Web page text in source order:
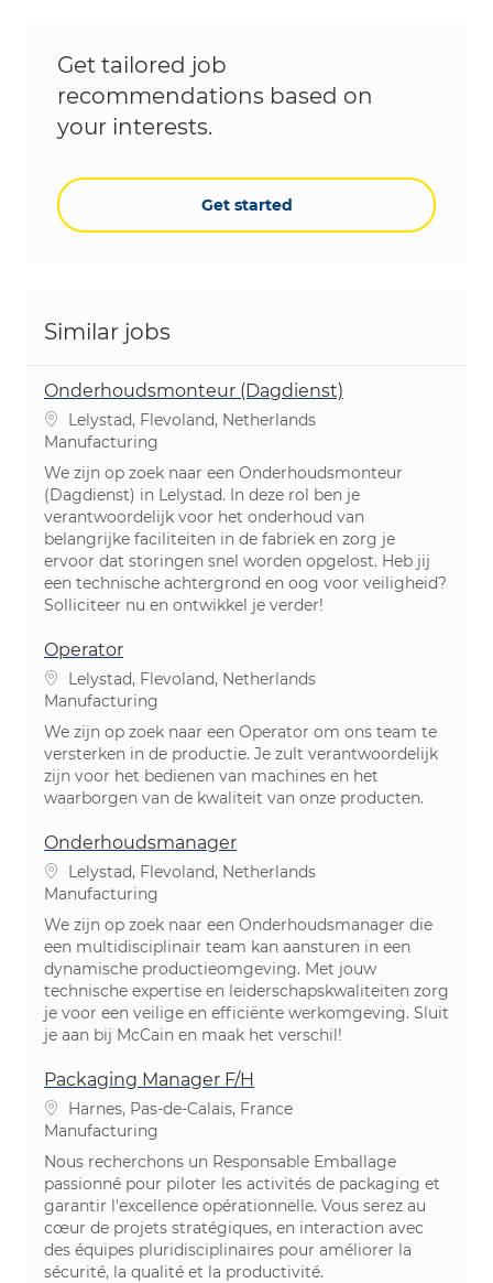
Get tailored job
recommendations based on
your interests.
Get started
Similar jobs
Onderhoudsmonteur (Dagdienst)
Location
Lelystad, Flevoland, Netherlands
Category
Manufacturing
We zijn op zoek naar een Onderhoudsmonteur
(Dagdienst) in Lelystad. In deze rol ben je
verantwoordelijk voor het onderhoud van
belangrijke faciliteiten in de fabriek en zorg je
ervoor dat storingen snel worden opgelost. Heb jij
een technische achtergrond en oog voor veiligheid?
Solliciteer nu en ontwikkel je verder!
Operator
Location
Lelystad, Flevoland, Netherlands
Category
Manufacturing
We zijn op zoek naar een Operator om ons team te
versterken in de productie. Je zult verantwoordelijk
zijn voor het bedienen van machines en het
waarborgen van de kwaliteit van onze producten.
Onderhoudsmanager
Location
Lelystad, Flevoland, Netherlands
Category
Manufacturing
We zijn op zoek naar een Onderhoudsmanager die
een multidisciplinair team kan aansturen in een
dynamische productieomgeving. Met jouw
technische expertise en leiderschapskwaliteiten zorg
je voor een veilige en efficiënte werkomgeving. Sluit
je aan bij McCain en maak het verschil!
Packaging Manager F/H
Location
Harnes, Pas-de-Calais, France
Category
Manufacturing
Nous recherchons un Responsable Emballage
passionné pour piloter les activités de packaging et
garantir l'excellence opérationnelle. Vous serez au
cœur de projets stratégiques, en interaction avec
des équipes pluridisciplinaires pour améliorer la
sécurité, la qualité et la productivité.